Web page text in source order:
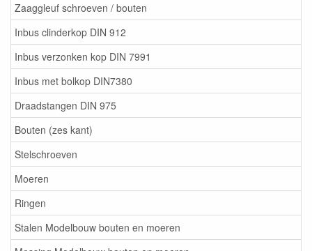
Zaaggleuf schroeven / bouten
Inbus clinderkop DIN 912
Inbus verzonken kop DIN 7991
Inbus met bolkop DIN7380
Draadstangen DIN 975
Bouten (zes kant)
Stelschroeven
Moeren
Ringen
Stalen Modelbouw bouten en moeren